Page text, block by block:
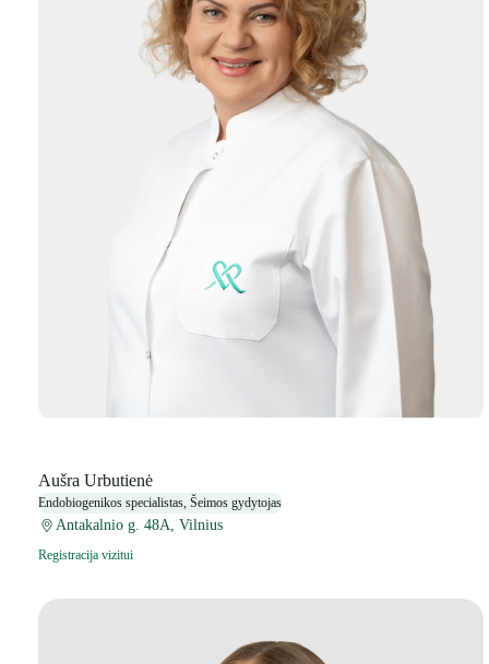
Aušra Urbutienė
Endobiogenikos specialistas, Šeimos gydytojas
Antakalnio g. 48A, Vilnius
Registracija vizitui